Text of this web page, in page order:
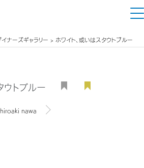
ナーズギャラリー > ホワイト、或いはスタウトブルー
ウトブルー
hiroaki nawa デザイナーを見る